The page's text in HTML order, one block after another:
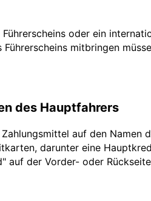
oder ein
mitbringen
des Hauptfahrers
auf den
darunter eine
auf der Vorder- oder